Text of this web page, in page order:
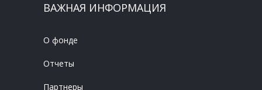
ВАЖНАЯ ИНФОРМАЦИЯ
О фонде
Отчеты
Партнеры